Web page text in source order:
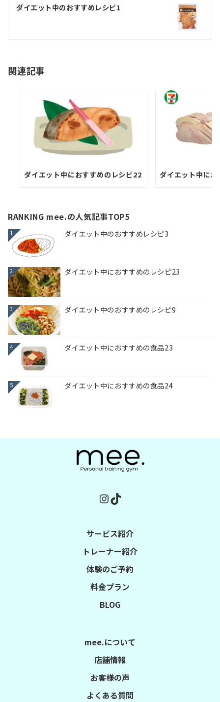
ゲ
シ
ン
ダイエット中のおすすめレシピ1
関連記事
ダイエット中におすすめのレシピ22 ダイエット中に
RANKING mee.の人気記事TOP5
1 ダイエット中のおすすめレシピ3
2 ダイエット中におすすめのレシピ23
3 ダイエット中のおすすめのレシピ9
4 ダイエット中におすすめの食品23
5 ダイエット中におすすめの食品24
Instagram
TikTok
サービス紹介
トレーナー紹介
体験のご予約
料金プラン
BLOG
mee.について
店舗情報
お客様の声
よくある質問